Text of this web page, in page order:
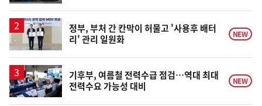
상
승
정부, 부처 간 칸막이 허물고 '사용후 배터
리' 관리 일원화
NEW
기후부, 여름철 전력수급 점검…역대 최대
전력수요 가능성 대비
NEW